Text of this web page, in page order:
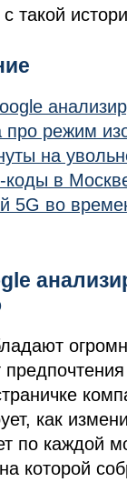
такой
про режим
на
коды в
5G во
как
по каждой
которой